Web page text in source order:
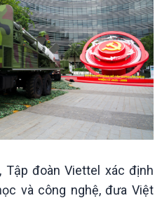
Tâm tình biên giới và hải
đảo
Tìm hiểu biển, đảo Việt
Nam
Tập đoàn Viettel xác định
và công nghệ, đưa Việt